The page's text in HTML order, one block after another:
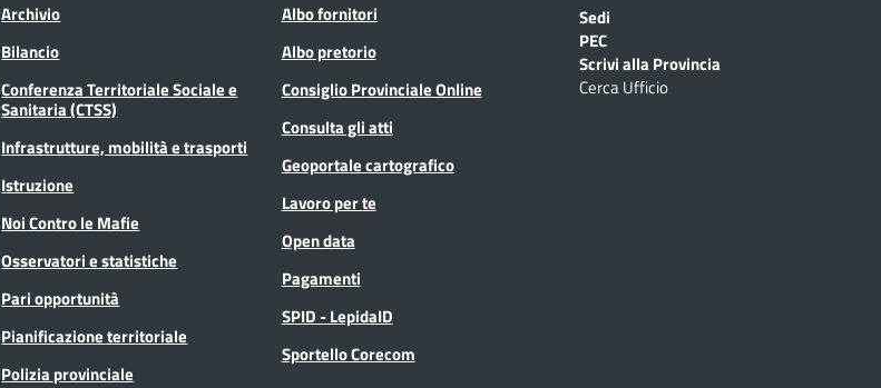
Archivio
Bilancio
Conferenza Territoriale Sociale e
Sanitaria (CTSS)
Infrastrutture, mobilità e trasporti
Istruzione
Noi Contro le Mafie
Osservatori e statistiche
Pari opportunità
Pianificazione territoriale
Polizia provinciale
Albo fornitori
Albo pretorio
Consiglio Provinciale Online
Consulta gli atti
Geoportale cartografico
Lavoro per te
Open data
Pagamenti
SPID - LepidaID
Sportello Corecom
Sedi
PEC
Scrivi alla Provincia
Cerca Ufficio